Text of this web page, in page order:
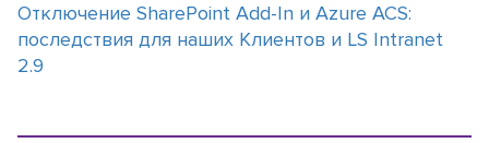
Отключение SharePoint Add-In и Azure ACS:
последствия для наших Клиентов и LS Intranet
2.9